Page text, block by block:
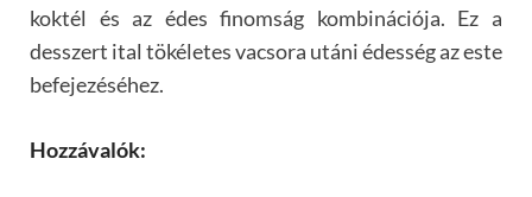
koktél és az édes finomság kombinációja. Ez a
desszert ital tökéletes vacsora utáni édesség az este
befejezéséhez.
Hozzávalók: